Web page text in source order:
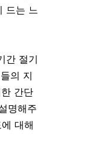
드는 느
간 절기
의 지
간단
명해주
대해